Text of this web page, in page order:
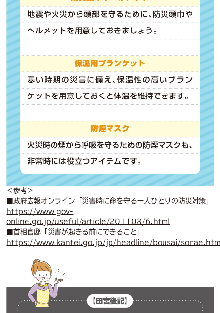
＜参考＞
■政府広報オンライン「災害時に命を守る一人ひとりの防災対策」
https://www.gov-
online.go.jp/useful/article/201108/6.html
■首相官邸「災害が起きる前にできること」
https://www.kantei.go.jp/jp/headline/bousai/